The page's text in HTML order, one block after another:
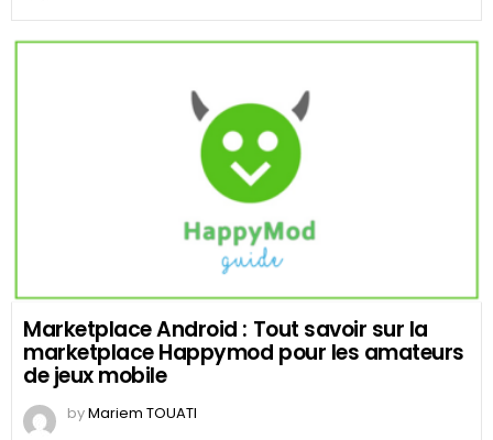
Marketplace Android : Tout savoir sur la
marketplace Happymod pour les amateurs
de jeux mobile
byMariem TOUATI